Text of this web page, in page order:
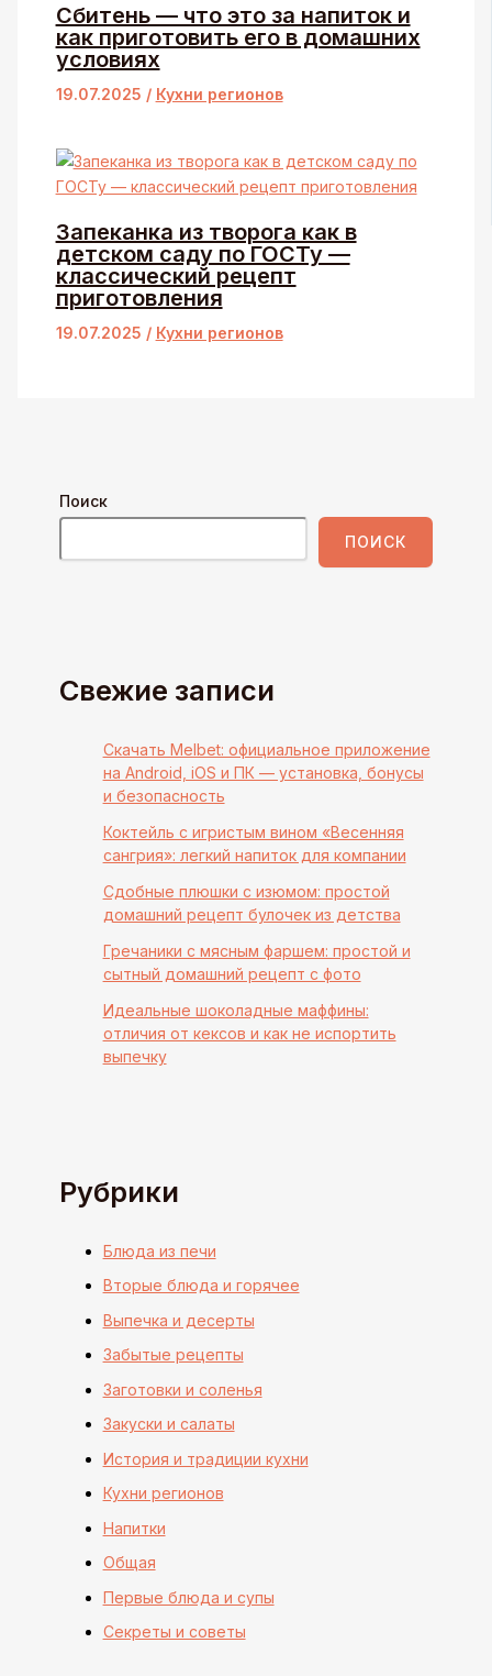
Сбитень — что это за напиток и
как приготовить его в домашних
условиях
19.07.2025 / Кухни регионов
Запеканка из творога как в
детском саду по ГОСТу —
классический рецепт
приготовления
19.07.2025 / Кухни регионов
Поиск
ПОИСК
Свежие записи
Скачать Melbet: официальное приложение
на Android, iOS и ПК — установка, бонусы
и безопасность
Коктейль с игристым вином «Весенняя
сангрия»: легкий напиток для компании
Сдобные плюшки с изюмом: простой
домашний рецепт булочек из детства
Гречаники с мясным фаршем: простой и
сытный домашний рецепт с фото
Идеальные шоколадные маффины:
отличия от кексов и как не испортить
выпечку
Рубрики
Блюда из печи
Вторые блюда и горячее
Выпечка и десерты
Забытые рецепты
Заготовки и соленья
Закуски и салаты
История и традиции кухни
Кухни регионов
Напитки
Общая
Первые блюда и супы
Секреты и советы